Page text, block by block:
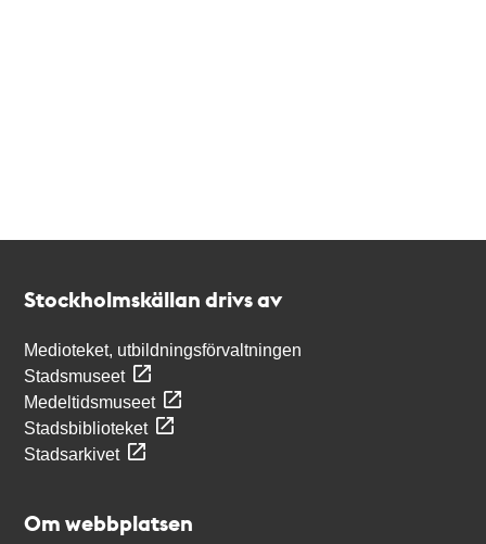
Stockholmskällan drivs av
Medioteket, utbildningsförvaltningen
Stadsmuseet
Medeltidsmuseet
Stadsbiblioteket
Stadsarkivet
Om webbplatsen